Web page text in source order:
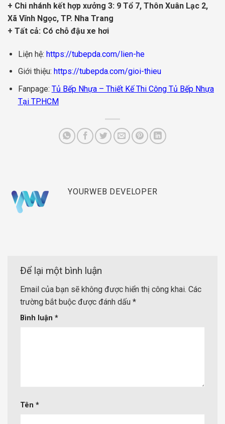
+ Chi nhánh kết hợp xưởng 3: 9 Tổ 7, Thôn Xuân Lạc 2,
Xã Vĩnh Ngọc, TP. Nha Trang
+ Tất cả: Có chỗ đậu xe hơi
Liện hệ: https://tubepda.com/lien-he
Giới thiệu: https://tubepda.com/gioi-thieu
Fanpage: Tủ Bếp Nhựa – Thiết Kế Thi Công Tủ Bếp Nhựa
Tại TP.HCM
YOURWEB DEVELOPER
Để lại một bình luận
Email của bạn sẽ không được hiển thị công khai. Các
trường bắt buộc được đánh dấu *
Bình luận *
Tên *